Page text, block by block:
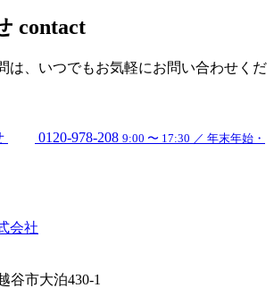
contact
は、いつでもお気軽にお問い合わせくだ
0120-978-208 9:00 〜 17:30 ／ 年末年始・
会社
谷市大泊430-1